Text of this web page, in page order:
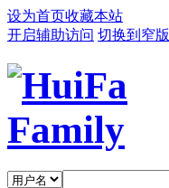
设为首页收藏本站
开启辅助访问 切换到窄版